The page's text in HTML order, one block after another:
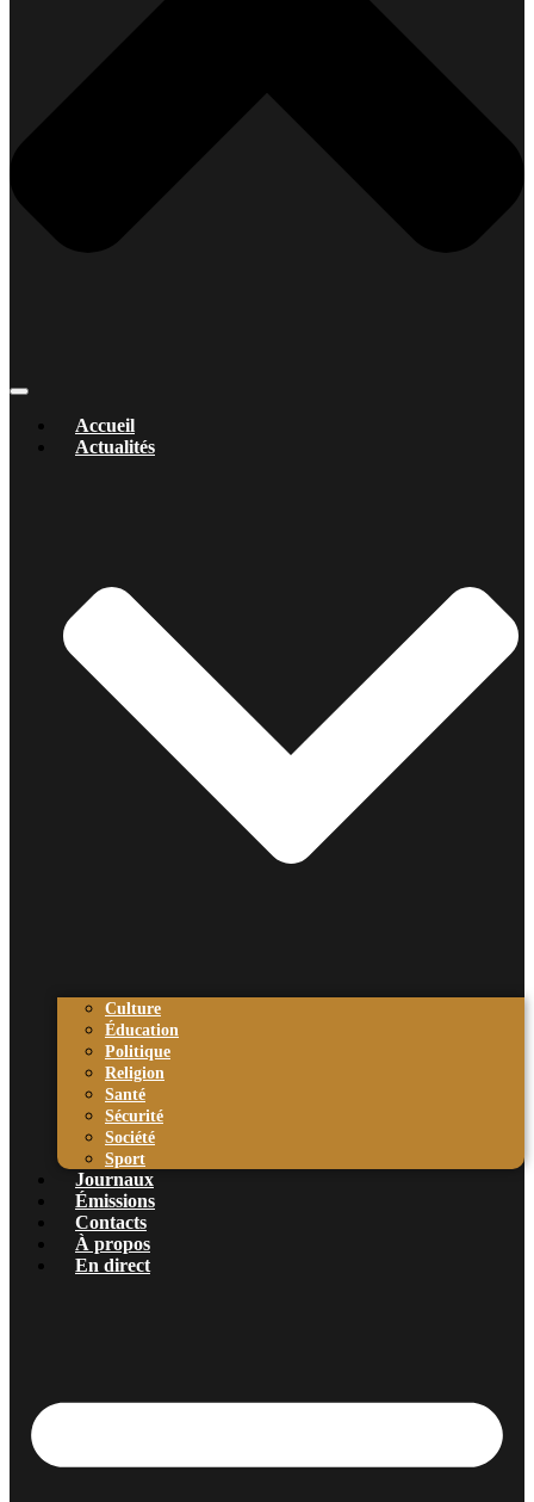
Accueil
Actualités
Culture
Éducation
Politique
Religion
Santé
Sécurité
Société
Sport
Journaux
Émissions
Contacts
À propos
En direct